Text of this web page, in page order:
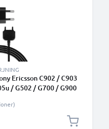
Ericsson C902 / C903
/ G502 / G700 / G900
med 1.1m lång kabel